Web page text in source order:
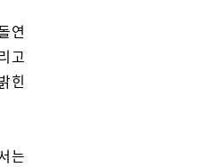
연
고
힌
는